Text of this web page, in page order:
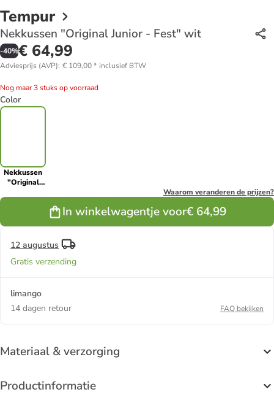
Tempur
Nekkussen "Original Junior - Fest" wit
-40%€ 64,99
Adviesprijs (AVP): € 109,00* inclusief BTW
Nog maar 3 stuks op voorraad
Color
Nekkussen
"Original
Waarom veranderen de prijzen?
In winkelwagentje voor€ 64,99
12 augustus
Gratis verzending
limango
14 dagen retour
FAQ bekijken
Materiaal & verzorging
Productinformatie